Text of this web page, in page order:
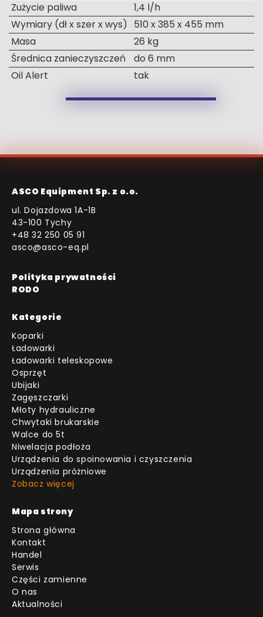
Zużycie paliwa
1,4 l/h
Wymiary (dł x szer x wys)
510 x 385 x 455 mm
Masa
26 kg
Średnica zanieczyszczeń
do 6 mm
Oil Alert
tak
ASCO Equipment Sp. z o.o.
ul. Dojazdowa 1A-1B
43-100 Tychy
+48 32 250 05 91
asco@asco-eq.pl
Polityka prywatności
RODO
Kategorie
Koparki
Ładowarki
Ładowarki teleskopowe
Osprzęt
Ubijaki
Zagęszczarki
Młoty hydrauliczne
Chwytaki brukarskie
Walce do 5t
Niwelacja podłoża
Urządzenia do spoinowania i czyszczenia
Urządzenia próżniowe
Zobacz więcej
Mapa strony
Strona główna
Kontakt
Handel
Serwis
Części zamienne
O nas
Aktualności